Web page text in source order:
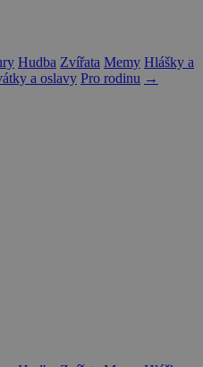
Hudba Zvířata Memy Hlášky a
a oslavy Pro rodinu →